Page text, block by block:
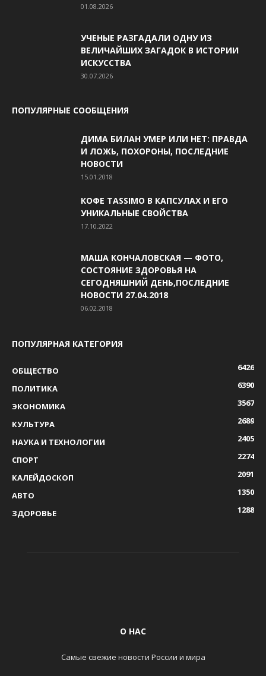
01.08.2026
УЧЕНЫЕ РАЗГАДАЛИ ОДНУ ИЗ
ВЕЛИЧАЙШИХ ЗАГАДОК В ИСТОРИИ
ИСКУССТВА
30.07.2026
ПОПУЛЯРНЫЕ СООБЩЕНИЯ
ДИМА БИЛАН УМЕР ИЛИ НЕТ: ПРАВДА
И ЛОЖЬ, ПОХОРОНЫ, ПОСЛЕДНИЕ
НОВОСТИ
15.01.2018
КОФЕ TASSIMO В КАПСУЛАХ И ЕГО
УНИКАЛЬНЫЕ СВОЙСТВА
17.10.2022
МАША КОНЧАЛОВСКАЯ — ФОТО,
СОСТОЯНИЕ ЗДОРОВЬЯ НА
СЕГОДНЯШНИЙ ДЕНЬ,ПОСЛЕДНИЕ
НОВОСТИ 27.04.2018
06.02.2018
ПОПУЛЯРНАЯ КАТЕГОРИЯ
ОБЩЕСТВО
6426
ПОЛИТИКА
6390
ЭКОНОМИКА
3567
КУЛЬТУРА
2689
НАУКА И ТЕХНОЛОГИИ
2405
СПОРТ
2274
КАЛЕЙДОСКОП
2091
АВТО
1350
ЗДОРОВЬЕ
1288
О НАС
Самые свежие новости России и мира